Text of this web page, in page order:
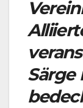
Särge